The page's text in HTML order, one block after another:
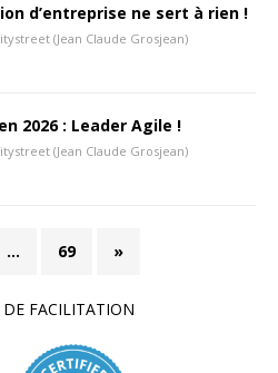
d’entreprise ne sert à rien !
(Jean Claude Grosjean)
2026 : Leader Agile !
(Jean Claude Grosjean)
… 69 »
FACILITATION